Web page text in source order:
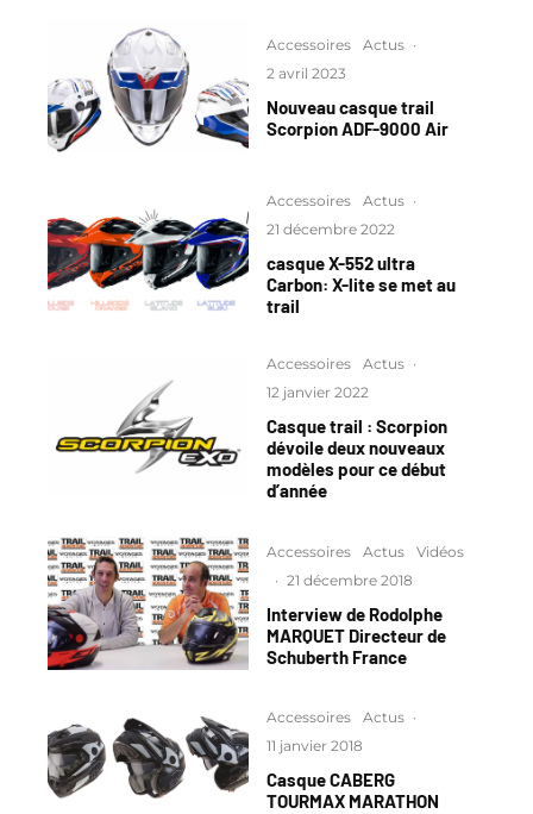
Accessoires Actus ·
2 avril 2023
Nouveau casque trail
Scorpion ADF-9000 Air
Accessoires Actus ·
21 décembre 2022
casque X-552 ultra
Carbon: X-lite se met au
trail
Accessoires Actus ·
12 janvier 2022
Casque trail : Scorpion
dévoile deux nouveaux
modèles pour ce début
d’année
Accessoires Actus
Vidéos
· 21 décembre 2018
Interview de Rodolphe
MARQUET Directeur de
Schuberth France
Accessoires Actus ·
11 janvier 2018
Casque CABERG
TOURMAX MARATHON